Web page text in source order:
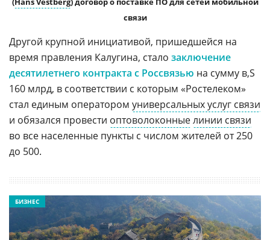
связи
Другой крупной инициативой, пришедшейся на
время правления Калугина, стало заключение
десятилетнего контракта с Россвязью на сумму
160 млрд, в соответствии с которым «Ростелеком»
стал единым оператором универсальных услуг связи
и обязался провести оптоволоконныелинии связи
во все населенные пункты с числом жителей от 250
до 500.
БИЗНЕС